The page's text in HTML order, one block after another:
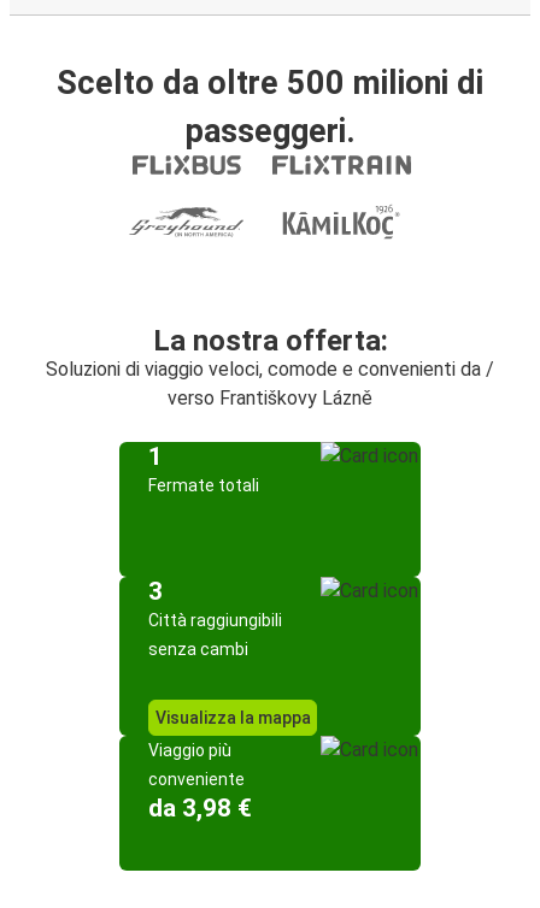
Scelto da oltre 500 milioni di
passeggeri.
La nostra offerta:
Soluzioni di viaggio veloci, comode e convenienti da /
verso Františkovy Lázně
1
Fermate totali
3
Città raggiungibili
senza cambi
Visualizza la mappa
Viaggio più
conveniente
da 3,98 €